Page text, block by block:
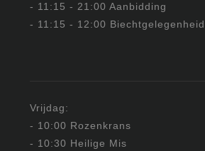
- 11:15 - 21:00 Aanbidding
- 11:15 - 12:00 Biechtgelegenheid
Vrijdag:
- 10:00 Rozenkrans
- 10:30 Heilige Mis